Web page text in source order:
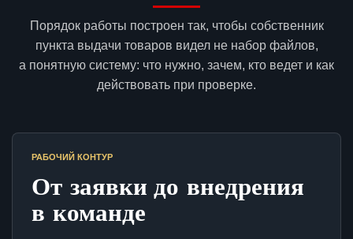
Порядок работы построен так, чтобы собственник
пункта выдачи товаров видел не набор файлов,
а понятную систему: что нужно, зачем, кто ведет и как
действовать при проверке.
РАБОЧИЙ КОНТУР
От заявки до внедрения
в команде